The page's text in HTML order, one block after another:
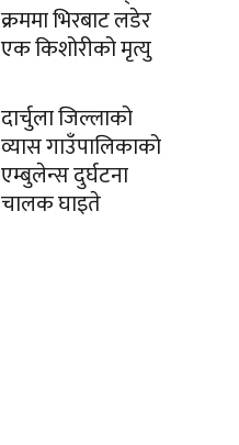
क्रममा भिरबाट लडेर
एक किशोरीको मृत्यु
दार्चुला जिल्लाको
व्यास गाउँपालिकाको
एम्बुलेन्स दुर्घटना
चालक घाइते